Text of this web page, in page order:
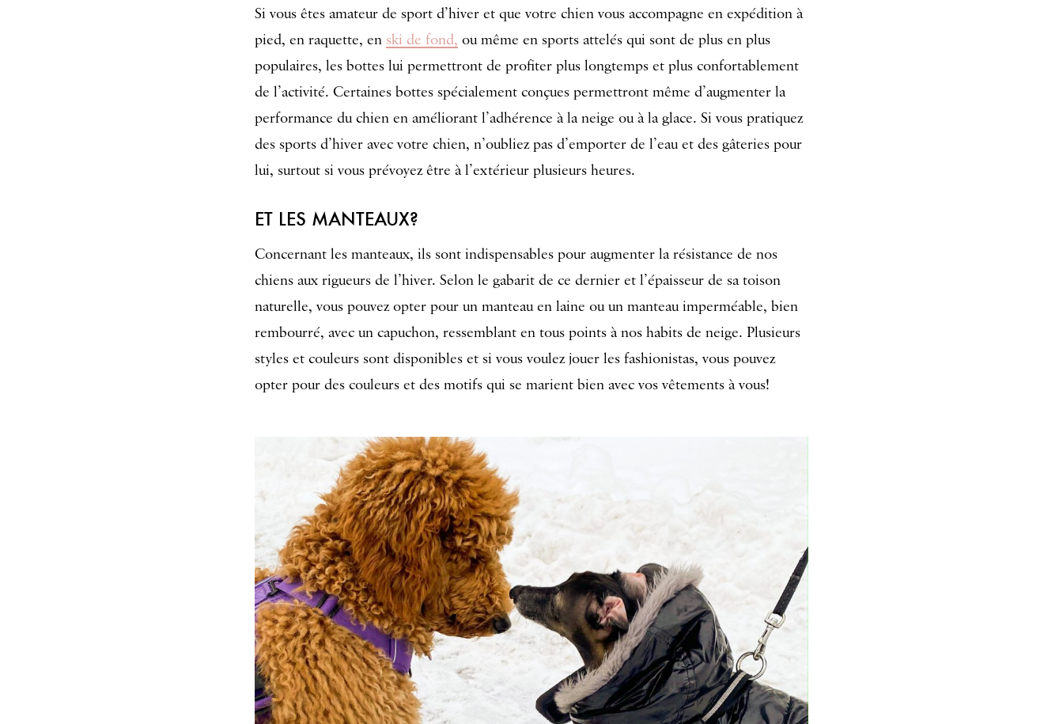
Si vous êtes amateur de sport d’hiver et que votre chien vous accompagne en expédition à
pied, en raquette, en ski de fond, ou même en sports attelés qui sont de plus en plus
populaires, les bottes lui permettront de profiter plus longtemps et plus confortablement
de l’activité. Certaines bottes spécialement conçues permettront même d’augmenter la
performance du chien en améliorant l’adhérence à la neige ou à la glace. Si vous pratiquez
des sports d’hiver avec votre chien, n’oubliez pas d’emporter de l’eau et des gâteries pour
lui, surtout si vous prévoyez être à l’extérieur plusieurs heures.
ET LES MANTEAUX?
Concernant les manteaux, ils sont indispensables pour augmenter la résistance de nos
chiens aux rigueurs de l’hiver. Selon le gabarit de ce dernier et l’épaisseur de sa toison
naturelle, vous pouvez opter pour un manteau en laine ou un manteau imperméable, bien
rembourré, avec un capuchon, ressemblant en tous points à nos habits de neige. Plusieurs
styles et couleurs sont disponibles et si vous voulez jouer les fashionistas, vous pouvez
opter pour des couleurs et des motifs qui se marient bien avec vos vêtements à vous!